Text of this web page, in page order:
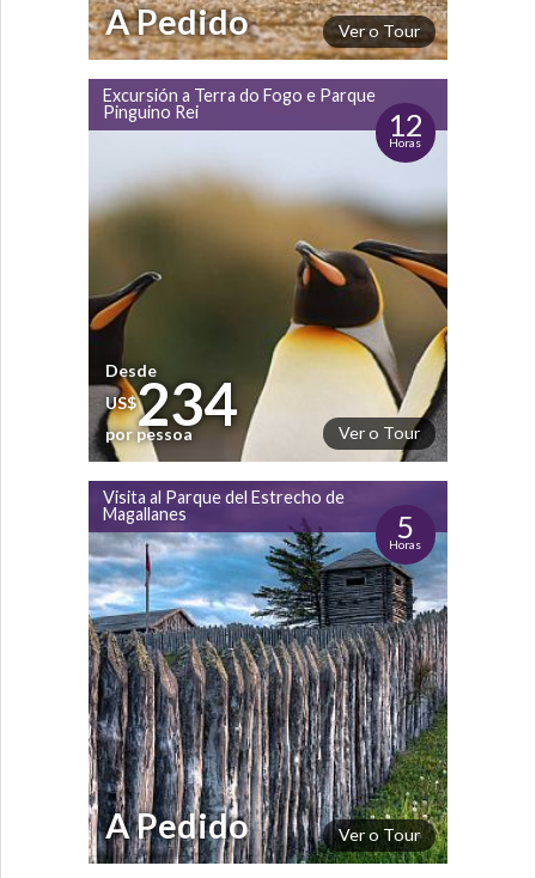
Ver o Tour
A Pedido
Excursión a Terra do Fogo e Parque
Pinguino Rei
12
Horas
Ver o Tour
Desde
US$234
por pessoa
Visita al Parque del Estrecho de
Magallanes
5
Horas
Ver o Tour
A Pedido